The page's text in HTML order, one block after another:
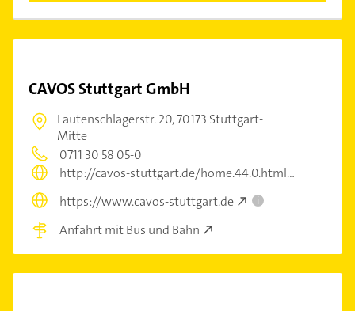
CAVOS Stuttgart GmbH
Lautenschlagerstr. 20,70173 Stuttgart-
Mitte
0711 30 58 05-0
http://cavos-stuttgart.de/home.44.0.html
https://www.cavos-stuttgart.de
i
Anfahrt mit Bus und Bahn